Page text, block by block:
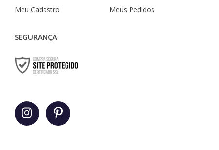
Meu Cadastro Meus Pedidos
SEGURANÇA